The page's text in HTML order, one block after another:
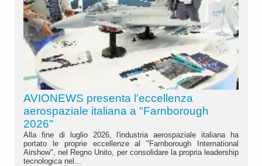
AVIONEWS presenta l'eccellenza
aerospaziale italiana a "Farnborough
2026"
Alla fine di luglio 2026, l'industria aerospaziale italiana ha
portato le proprie eccellenze al "Farnborough International
Airshow", nel Regno Unito, per consolidare la propria leadership
tecnologica nel...